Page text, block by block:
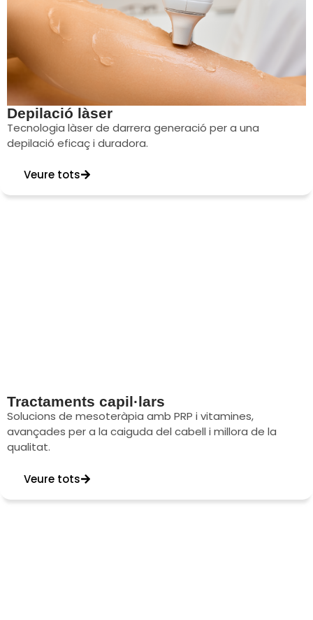
Depilació làser
Tecnologia làser de darrera generació per a una
depilació eficaç i duradora.
Veure tots
Tractaments capil·lars
Solucions de mesoteràpia amb PRP i vitamines,
avançades per a la caiguda del cabell i millora de la
qualitat.
Veure tots